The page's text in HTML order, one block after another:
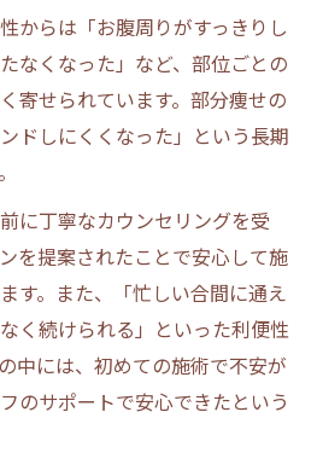
からは「お腹周りがすっきりし
なくなった」など、部位ごとの
寄せられています。部分痩せの
ドしにくくなった」という長期
に丁寧なカウンセリングを受
を提案されたことで安心して施
す。また、「忙しい合間に通え
く続けられる」といった利便性
中には、初めての施術で不安が
のサポートで安心できたという